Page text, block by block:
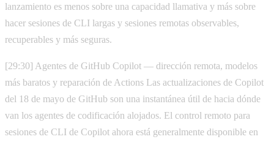
lanzamiento es menos sobre una capacidad llamativa y más sobre
hacer sesiones de CLI largas y sesiones remotas observables,
recuperables y más seguras.
[29:30] Agentes de GitHub Copilot — dirección remota, modelos
más baratos y reparación de Actions Las actualizaciones de Copilot
del 18 de mayo de GitHub son una instantánea útil de hacia dónde
van los agentes de codificación alojados. El control remoto para
sesiones de CLI de Copilot ahora está generalmente disponible en